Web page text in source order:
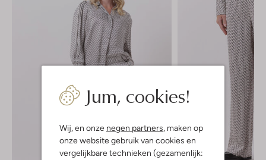
Jum, cookies!
Wij, en onze negen partners , maken op
onze website gebruik van cookies en
vergelijkbare technieken (gezamenlijk: